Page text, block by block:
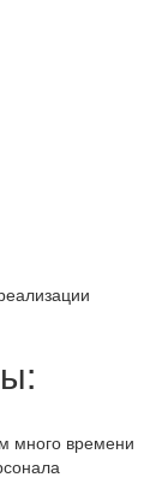
много времени